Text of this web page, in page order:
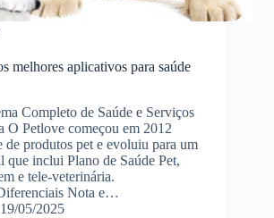
melhores aplicativos para saúde
Completo de Saúde e Serviços
O Petlove começou em 2012
de produtos pet e evoluiu para um
que inclui Plano de Saúde Pet,
e tele-veterinária.
Nota e…
19/05/2025